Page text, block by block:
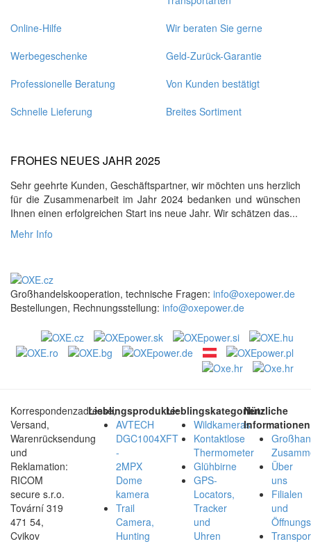
Online-Hilfe
Wir beraten Sie gerne
Werbegeschenke
Geld-Zurück-Garantie
Professionelle Beratung
Von Kunden bestätigt
Schnelle Lieferung
Breites Sortiment
FROHES NEUES JAHR 2025
Sehr geehrte Kunden, Geschäftspartner, wir möchten uns herzlich
für die Zusammenarbeit im Jahr 2024 bedanken und wünschen
Ihnen einen erfolgreichen Start ins neue Jahr. Wir schätzen das...
Mehr Info
Großhandelskooperation, technische Fragen: info@oxepower.de
Bestellungen, Rechnungsstellung: info@oxepower.de
Korrespondenzadresse,
Versand,
Warenrücksendung
und
Reklamation:
RICOM
secure s.r.o.
Tovární 319
471 54,
Cvikov
Lieblingsprodukte:
AVTECH
DGC1004XFT
-
2MPX
Dome
kamera
Trail
Camera,
Hunting
Lieblingskategorien:
Wildkameras
Kontaktlose
Thermometer
Glühbirne
GPS-
Locators,
Tracker
und
Uhren
Nützliche
Über
uns
Filialen
und